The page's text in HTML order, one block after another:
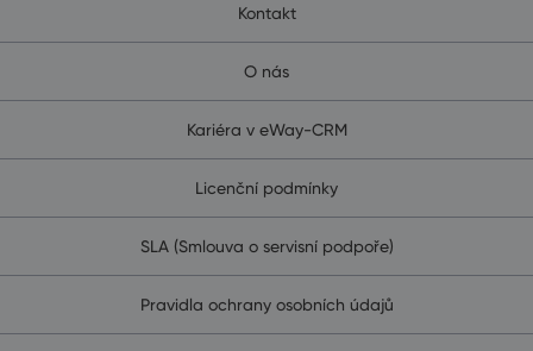
Kontakt
O nás
Kariéra v eWay-CRM
Licenční podmínky
SLA (Smlouva o servisní podpoře)
Pravidla ochrany osobních údajů